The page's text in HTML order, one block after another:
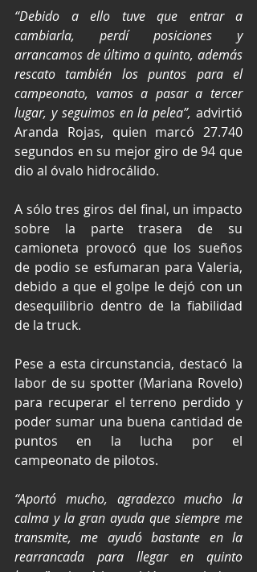
“Debido a ello tuve que entrar a
cambiarla, perdí posiciones y
arrancamos de último a quinto, además
rescato también los puntos para el
campeonato, vamos a pasar a tercer
lugar, y seguimos en la pelea”, advirtió
Aranda Rojas, quien marcó 27.740
segundos en su mejor giro de 94 que
dio al óvalo hidrocálido.
A sólo tres giros del final, un impacto
sobre la parte trasera de su
camioneta provocó que los sueños
de podio se esfumaran para Valeria,
debido a que el golpe le dejó con un
desequilibrio dentro de la fiabilidad
de la truck.
Pese a esta circunstancia, destacó la
labor de su spotter (Mariana Rovelo)
para recuperar el terreno perdido y
poder sumar una buena cantidad de
puntos en la lucha por el
campeonato de pilotos.
“Aportó mucho, agradezco mucho la
calma y la gran ayuda que siempre me
transmite, me ayudó bastante en la
rearrancada para llegar en quinto